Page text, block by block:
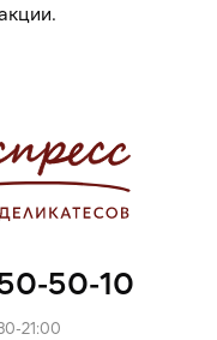
50-10
21:00